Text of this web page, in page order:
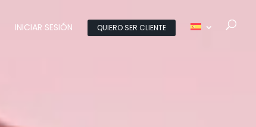
INICIAR SESIÓN QUIERO SER CLIENTE